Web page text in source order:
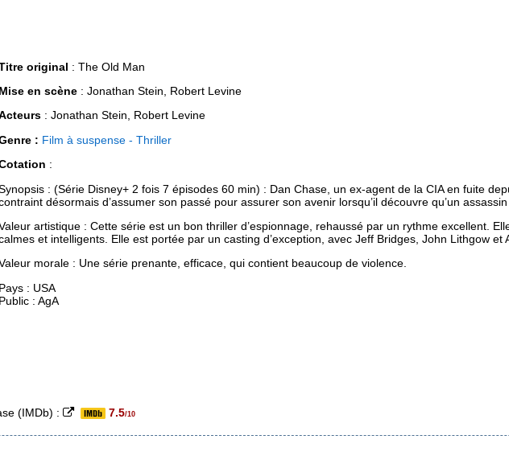
original : The Old Man
Mise en scène : Jonathan Stein, Robert Levine
: Jonathan Stein, Robert Levine
: Film à suspense - Thriller
:
: (Série Disney+ 2 fois 7 épisodes 60 min) : Dan Chase, un ex-agent de la CIA en fuite
désormais d’assumer son passé pour assurer son avenir lorsqu’il découvre qu’un assassin
artistique : Cette série est un bon thriller d’espionnage, rehaussé par un rythme excellent.
et intelligents. Elle est portée par un casting d’exception, avec Jeff Bridges, John Lithgow et
morale : Une série prenante, efficace, qui contient beaucoup de violence.
Pays : USA
Public : AgA
(IMDb) : 7.5/10